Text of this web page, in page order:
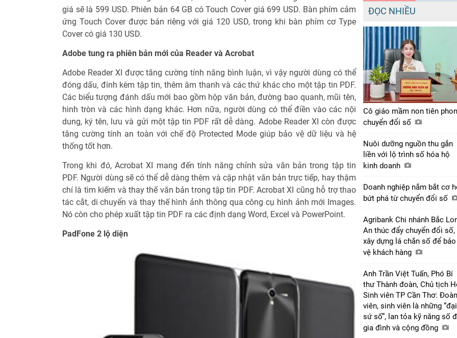
giá sẽ là 599 USD. Phiên bản 64 GB có Touch Cover giá 699 USD. Bàn phím cảm
ứng Touch Cover được bán riêng với giá 120 USD, trong khi bàn phím cơ Type
Cover có giá 130 USD.
Adobe tung ra phiên bản mới của Reader và Acrobat
Adobe Reader XI được tăng cường tính năng bình luận, vì vậy người dùng có thể
đóng dấu, đính kèm tập tin, thêm âm thanh và các thứ khác cho một tập tin PDF.
Các biểu tượng đánh dấu mới bao gồm hộp văn bản, đường bao quanh, mũi tên,
hình tròn và các hình dạng khác. Hơn nữa, người dùng có thể điền vào các nội
dung, ký tên, lưu và gửi một tập tin PDF rất dễ dàng. Adobe Reader XI còn được
tăng cường tính an toàn với chế độ Protected Mode giúp bảo vệ dữ liệu và hệ
thống tốt hơn.
Trong khi đó, Acrobat XI mang đến tính năng chỉnh sửa văn bản trong tập tin
PDF. Người dùng sẽ có thể dễ dàng thêm và cập nhật văn bản trực tiếp, hay thậm
chí là tìm kiếm và thay thế văn bản trong tập tin PDF. Acrobat XI cũng hỗ trợ thao
tác cắt, di chuyển và thay thế hình ảnh thông qua công cụ hình ảnh mới Images.
Nó còn cho phép xuất tập tin PDF ra các định dạng Word, Excel và PowerPoint.
PadFone 2 lộ diện
ĐỌC NHIỀU
Cô giáo mầm non tiên
chuyển đổi số
Nuôi dưỡng nguồn thu gắn
liền với lộ trình số hóa hộ
kinh doanh
Doanh nghiệp nắm bắt cơ
bứt phá từ chuyển đổi số
Agribank Chi nhánh Bắc
An thúc đẩy chuyển đổi số,
xây dựng lá chắn số để bảo
vệ khách hàng
Anh Trần Việt Tuấn, Phó Bí
thư Thành đoàn, Chủ tịch
Sinh viên TP Cần Thơ: Đoàn
viên, sinh viên là những “đại
sứ số”, lan tỏa kỹ năng số
gia đình và cộng đồng